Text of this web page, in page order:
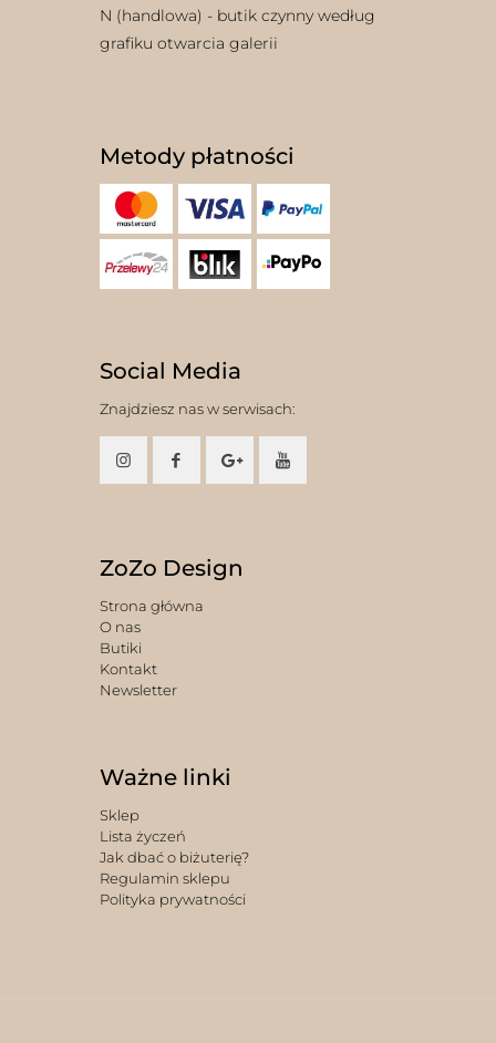
N (handlowa) - butik czynny według
grafiku otwarcia galerii
Metody płatności
Social Media
Znajdziesz nas w serwisach:
ZoZo Design
Strona główna
O nas
Butiki
Kontakt
Newsletter
Ważne linki
Sklep
Lista życzeń
Jak dbać o biżuterię?
Regulamin sklepu
Polityka prywatności